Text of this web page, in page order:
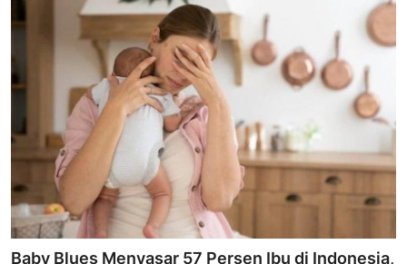
Baby Blues Menyasar 57 Persen Ibu di Indonesia,